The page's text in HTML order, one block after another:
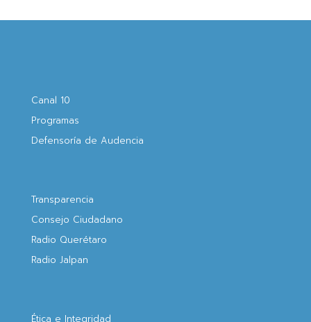
Canal 10
Programas
Defensoría de Audencia
Transparencia
Consejo Ciudadano
Radio Querétaro
Radio Jalpan
Ética e Integridad